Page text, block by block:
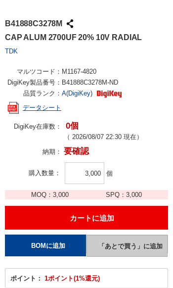
B41888C3278M
CAP ALUM 2700UF 20% 10V RADIAL
TDK
マルツコード： M1167-4820
DigiKey製品番号： B41888C3278M-ND
品質ランク： A(DigiKey)
データシート
DigiKey在庫数： 0個
（ 2026/08/07 22:30 現在）
納期： 要確認
購入数量 個
MOQ： 3,000 SPQ：3,000
ポイント： 1ポイント(1%還元)